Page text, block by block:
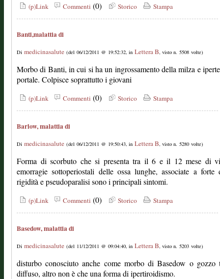
(p)Link Commenti (0) Storico Stampa
Banti,malattia di
Di medicinasalute (del 06/12/2011 @ 19:52:32, in Lettera B, visto n. 5508 volte)
Morbo di Banti, in cui si ha un ingrossamento della milza e
portale. Colpisce soprattutto i giovani
(p)Link Commenti (0) Storico Stampa
Barlow, malattia di
Di medicinasalute (del 06/12/2011 @ 19:50:43, in Lettera B, visto n. 5280 volte)
Forma di scorbuto che si presenta tra il 6 e il 12 mese di
emorragie sottoperiostali delle ossa lunghe, associate a forte
rigidità e pseudoparalisi sono i principali sintomi.
(p)Link Commenti (0) Storico Stampa
Basedow, malattia di
Di medicinasalute (del 11/12/2011 @ 09:04:40, in Lettera B, visto n. 5203 volte)
disturbo conosciuto anche come morbo di Basedow o gozzo
diffuso, altro non è che una forma di ipertiroidismo.